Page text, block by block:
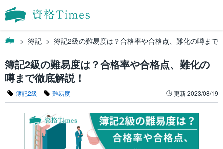
簿記 簿記2級の難易度は？合格率や合格点、難化の噂まで
簿記2級の難易度は？合格率や合格点、難化の
噂まで徹底解説！
簿記2級 難易度 更新2023/08/19